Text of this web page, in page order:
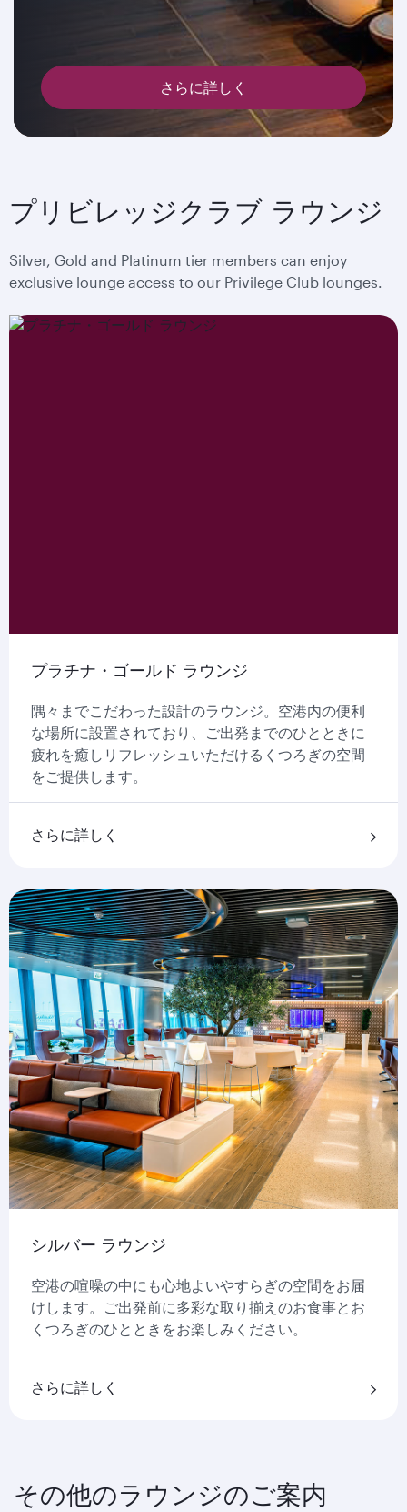
さらに詳しく
プリビレッジクラブ ラウンジ
Silver, Gold and Platinum tier members can enjoy
exclusive lounge access to our Privilege Club lounges.
プラチナ・ゴールド ラウンジ
隅々までこだわった設計のラウンジ。空港内の便利
な場所に設置されており、ご出発までのひとときに
疲れを癒しリフレッシュいただけるくつろぎの空間
をご提供します。
さらに詳しく
シルバー ラウンジ
空港の喧噪の中にも心地よいやすらぎの空間をお届
けします。ご出発前に多彩な取り揃えのお食事とお
くつろぎのひとときをお楽しみください。
さらに詳しく
その他のラウンジのご案内